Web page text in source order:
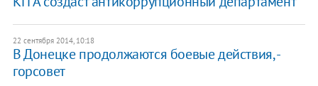
22 сентября 2014, 10:18
В Донецке продолжаются боевые действия, -
горсовет